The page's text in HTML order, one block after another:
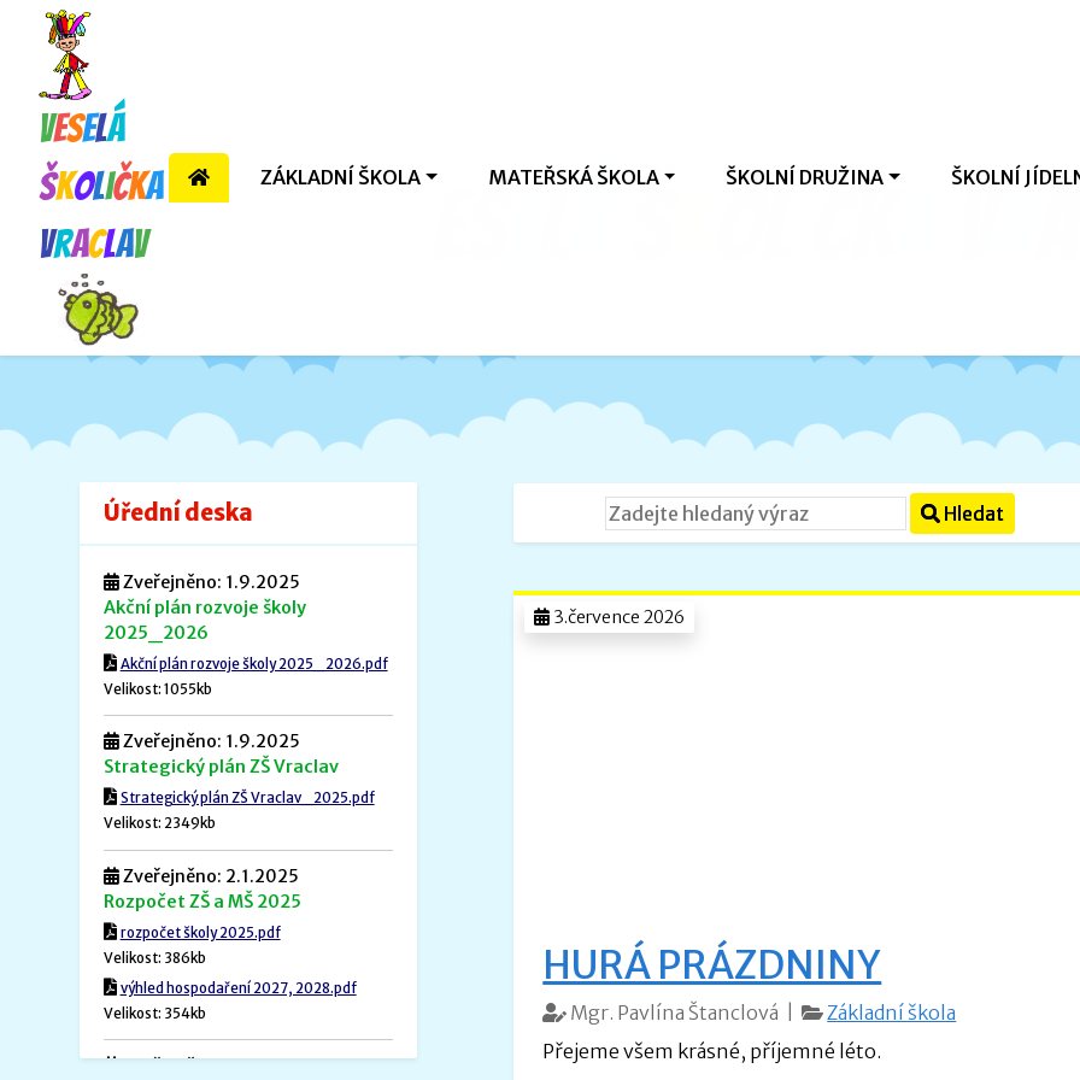
Veselá
školička
Vraclav
ZÁKLADNÍ ŠKOLA MATEŘSKÁ ŠKOLA ŠKOLNÍ DRUŽINA ŠKOLNÍ
Hledat
3.července 2026
HURÁ PRÁZDNINY
Mgr. Pavlína Štanclová |
Základní škola
Přejeme všem krásné, příjemné léto.
Úřední deska
Zveřejněno: 1.9.2025
Akční plán rozvoje školy
2025_2026
Akční plán rozvoje školy 2025_2026.pdf
Velikost: 1055kb
Zveřejněno: 1.9.2025
Strategický plán ZŠ Vraclav
Strategický plán ZŠ Vraclav_2025.pdf
Velikost: 2349kb
Zveřejněno: 2.1.2025
Rozpočet ZŠ a MŠ 2025
rozpočet školy 2025.pdf
Velikost: 386kb
výhled hospodaření 2027, 2028.pdf
Velikost: 354kb
Zveřejněno: 1.12.2024